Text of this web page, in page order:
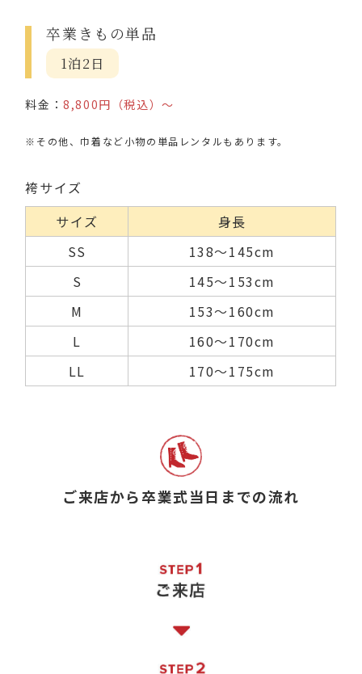
卒業きもの単品
1泊2日
料金：8,800円（税込）～
※その他、巾着など小物の単品レンタルもあります。
袴サイズ
サイズ
身長
SS
138～145cm
S
145～153cm
M
153～160cm
L
160～170cm
LL
170～175cm
ご来店から卒業式当日までの流れ